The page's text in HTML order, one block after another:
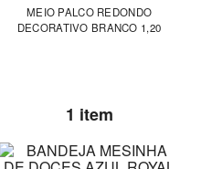
MEIO PALCO REDONDO
DECORATIVO BRANCO 1,20
1 item